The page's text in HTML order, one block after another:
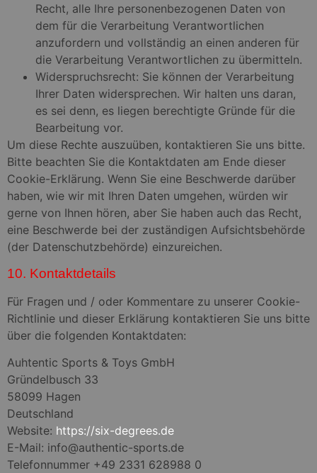
Recht, alle Ihre personenbezogenen Daten von
dem für die Verarbeitung Verantwortlichen
anzufordern und vollständig an einen anderen für
die Verarbeitung Verantwortlichen zu übermitteln.
Widerspruchsrecht: Sie können der Verarbeitung
Ihrer Daten widersprechen. Wir halten uns daran,
es sei denn, es liegen berechtigte Gründe für die
Bearbeitung vor.
Um diese Rechte auszuüben, kontaktieren Sie uns bitte.
Bitte beachten Sie die Kontaktdaten am Ende dieser
Cookie-Erklärung. Wenn Sie eine Beschwerde darüber
haben, wie wir mit Ihren Daten umgehen, würden wir
gerne von Ihnen hören, aber Sie haben auch das Recht,
eine Beschwerde bei der zuständigen Aufsichtsbehörde
(der Datenschutzbehörde) einzureichen.
10. Kontaktdetails
Für Fragen und / oder Kommentare zu unserer Cookie-
Richtlinie und dieser Erklärung kontaktieren Sie uns bitte
über die folgenden Kontaktdaten:
Auhtentic Sports & Toys GmbH
Gründelbusch 33
58099 Hagen
Deutschland
Website: https://six-degrees.de
E-Mail: info@authentic-sports.de
Telefonnummer +49 2331 628988 0